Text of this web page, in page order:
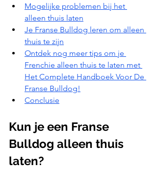
Mogelijke problemen bij het
alleen thuis laten
Je Franse Bulldog leren om alleen
thuis te zijn
Ontdek nog meer tips om je
Frenchie alleen thuis te laten met
Het Complete Handboek Voor De
Franse Bulldog!
Conclusie
Kun je een Franse
Bulldog alleen thuis
laten?